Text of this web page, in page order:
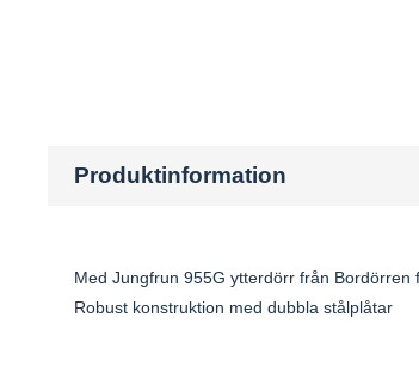
Produktinformation
Med Jungfrun 955G ytterdörr från Bordörren
Robust konstruktion med dubbla stålplåtar